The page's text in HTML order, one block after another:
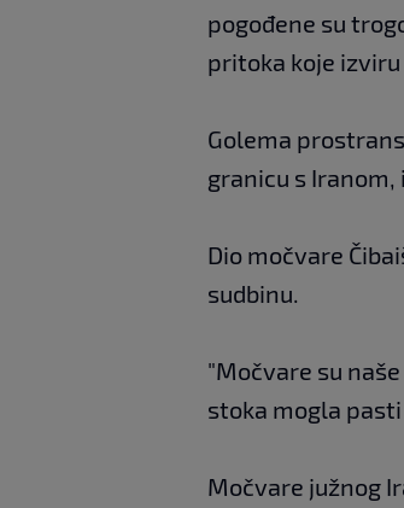
pogođene su
pritoka koje izviru
Golema
granicu s
Dio močvare
sudbinu.
"Močvare su
stoka mogla pasti
Močvare južnog